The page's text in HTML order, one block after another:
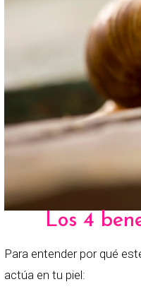
Los 4
Para entender por qué
actúa en tu piel: